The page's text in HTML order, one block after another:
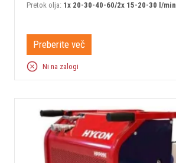
Pretok olja: 1x 20-30-40-60/2x 15-20-30 l/min
Preberite več
Ni na zalogi